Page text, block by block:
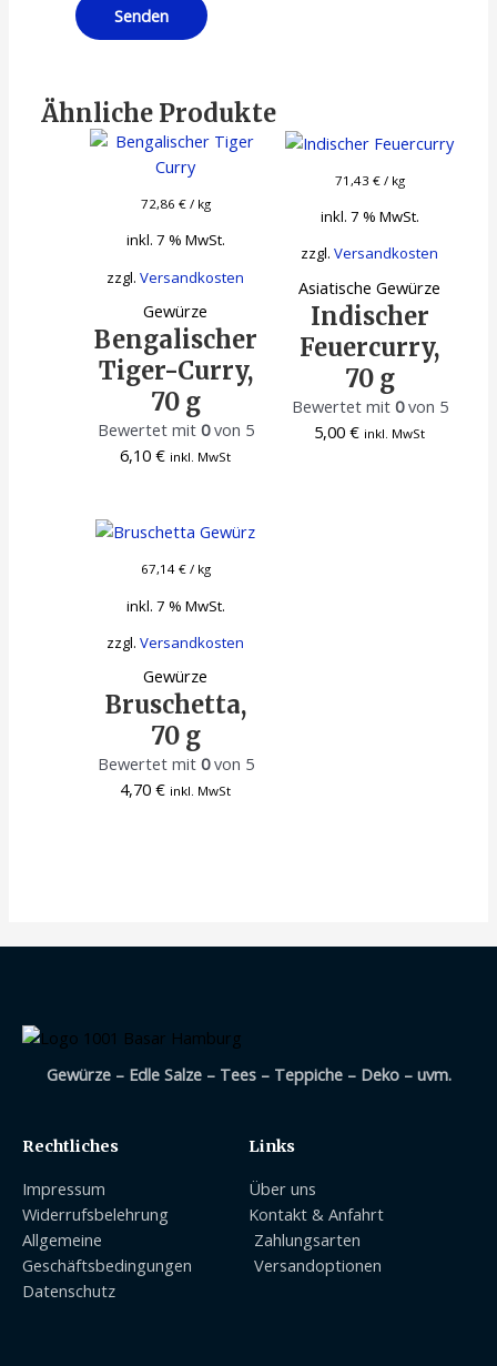
Ähnliche Produkte
72,86 €/ kg
inkl. 7 % MwSt.
zzgl.Versandkosten
Gewürze
Bengalischer
Tiger-Curry,
70 g
Bewertet mit 0von 5
6,10€ inkl. MwSt
71,43 €/ kg
inkl. 7 % MwSt.
zzgl.Versandkosten
Asiatische Gewürze
Indischer
Feuercurry,
70 g
Bewertet mit 0von 5
5,00€ inkl. MwSt
67,14 €/ kg
inkl. 7 % MwSt.
zzgl.Versandkosten
Gewürze
Bruschetta,
70 g
Bewertet mit 0von 5
4,70€ inkl. MwSt
Gewürze – Edle Salze – Tees – Teppiche – Deko – uvm.
Rechtliches
Impressum
Widerrufsbelehrung
Allgemeine
Geschäftsbedingungen
Datenschutz
Links
Über uns
Kontakt & Anfahrt
Zahlungsarten
Versandoptionen